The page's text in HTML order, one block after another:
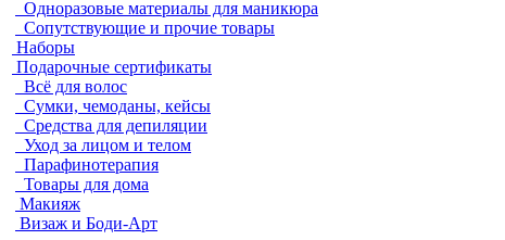
Одноразовые материалы для маникюра
Сопутствующие и прочие товары
Наборы
Подарочные сертификаты
Всё для волос
Сумки, чемоданы, кейсы
Средства для депиляции
Уход за лицом и телом
Парафинотерапия
Товары для дома
Макияж
Визаж и Боди-Арт